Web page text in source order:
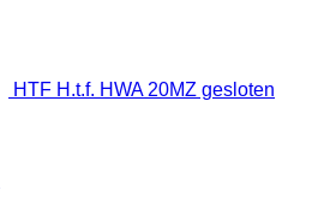
HTF H.t.f. HWA 20MZ gesloten